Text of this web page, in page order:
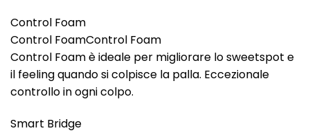
Control Foam
Control FoamControl Foam
Control Foam è ideale per migliorare lo sweetspot e
il feeling quando si colpisce la palla. Eccezionale
controllo in ogni colpo.
Smart Bridge